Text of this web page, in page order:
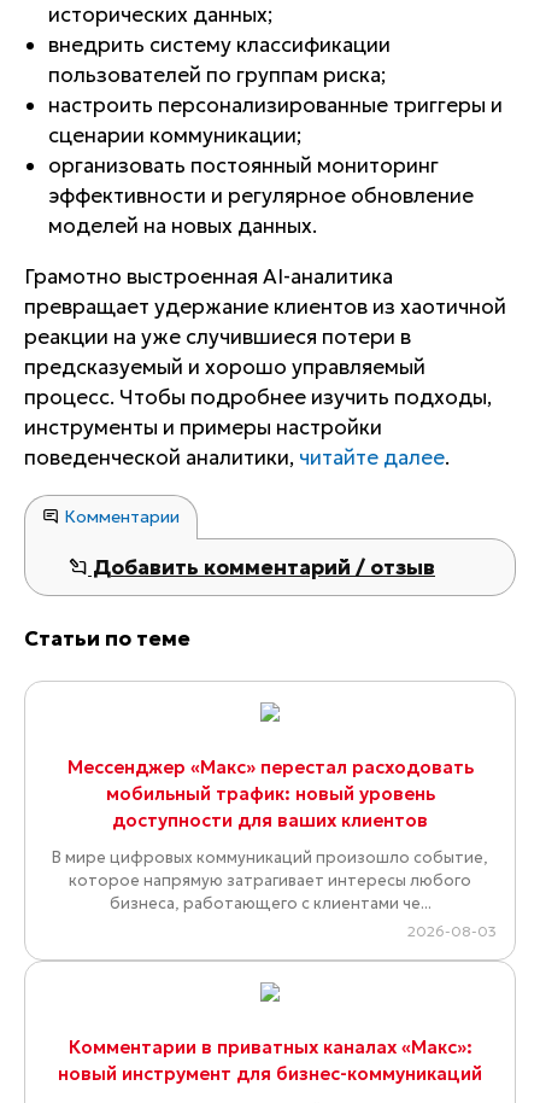
исторических данных;
внедрить систему классификации
пользователей по группам риска;
настроить персонализированные триггеры и
сценарии коммуникации;
организовать постоянный мониторинг
эффективности и регулярное обновление
моделей на новых данных.
Грамотно выстроенная AI-аналитика
превращает удержание клиентов из хаотичной
реакции на уже случившиеся потери в
предсказуемый и хорошо управляемый
процесс. Чтобы подробнее изучить подходы,
инструменты и примеры настройки
поведенческой аналитики, читайте далее.
Комментарии
Добавить комментарий / отзыв
Статьи по теме
Мессенджер «Макс» перестал расходовать
мобильный трафик: новый уровень
доступности для ваших клиентов
В мире цифровых коммуникаций произошло событие,
которое напрямую затрагивает интересы любого
бизнеса, работающего с клиентами че...
2026-08-03
Комментарии в приватных каналах «Макс»:
новый инструмент для бизнес-коммуникаций